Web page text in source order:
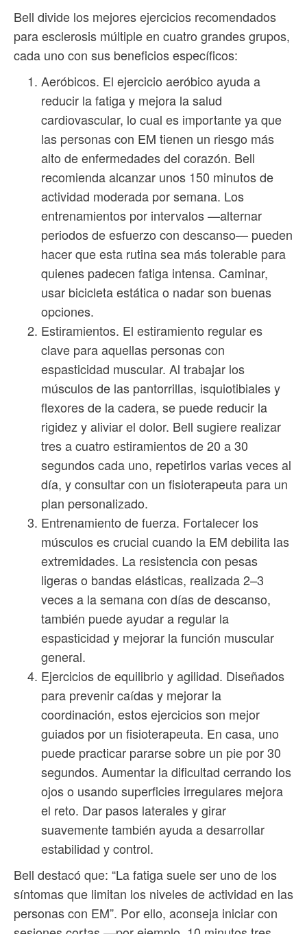
Bell divide los mejores ejercicios recomendados
para esclerosis múltiple en cuatro grandes grupos,
cada uno con sus beneficios específicos:
Aeróbicos. El ejercicio aeróbico ayuda a
reducir la fatiga y mejora la salud
cardiovascular, lo cual es importante ya que
las personas con EM tienen un riesgo más
alto de enfermedades del corazón. Bell
recomienda alcanzar unos 150 minutos de
actividad moderada por semana. Los
entrenamientos por intervalos —alternar
periodos de esfuerzo con descanso— pueden
hacer que esta rutina sea más tolerable para
quienes padecen fatiga intensa. Caminar,
usar bicicleta estática o nadar son buenas
opciones.
Estiramientos. El estiramiento regular es
clave para aquellas personas con
espasticidad muscular. Al trabajar los
músculos de las pantorrillas, isquiotibiales y
flexores de la cadera, se puede reducir la
rigidez y aliviar el dolor. Bell sugiere realizar
tres a cuatro estiramientos de 20 a 30
segundos cada uno, repetirlos varias veces al
día, y consultar con un fisioterapeuta para un
plan personalizado.
Entrenamiento de fuerza. Fortalecer los
músculos es crucial cuando la EM debilita las
extremidades. La resistencia con pesas
ligeras o bandas elásticas, realizada 2–3
veces a la semana con días de descanso,
también puede ayudar a regular la
espasticidad y mejorar la función muscular
general.
Ejercicios de equilibrio y agilidad. Diseñados
para prevenir caídas y mejorar la
coordinación, estos ejercicios son mejor
guiados por un fisioterapeuta. En casa, uno
puede practicar pararse sobre un pie por 30
segundos. Aumentar la dificultad cerrando los
ojos o usando superficies irregulares mejora
el reto. Dar pasos laterales y girar
suavemente también ayuda a desarrollar
estabilidad y control.
Bell destacó que: “La fatiga suele ser uno de los
síntomas que limitan los niveles de actividad en las
personas con EM”. Por ello, aconseja iniciar con